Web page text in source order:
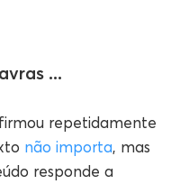
...
repetidamente
não importa, mas
responde a